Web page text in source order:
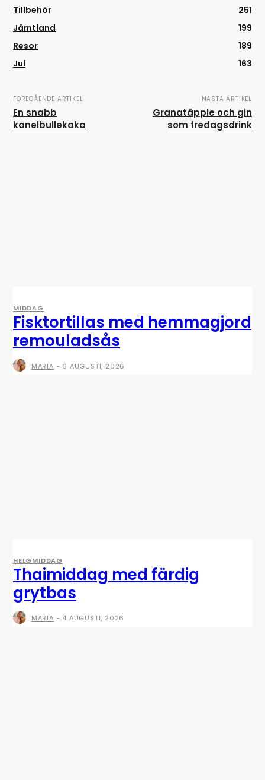
Tillbehör
251
Jämtland
199
Resor
189
Jul
163
FÖREGÅENDE ARTIKEL
En snabb
kanelbullekaka
NÄSTA ARTIKEL
Granatäpple och gin
som fredagsdrink
MIDDAG
Fisktortillas med hemmagjord
remouladsås
MARIA - 6 AUGUSTI, 2026
HELGMIDDAG
Thaimiddag med färdig
grytbas
MARIA - 4 AUGUSTI, 2026